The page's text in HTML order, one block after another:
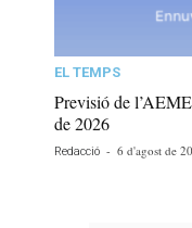
EL TEMPS
Previsió de
de 2026
Redacció - 6 d'agost de